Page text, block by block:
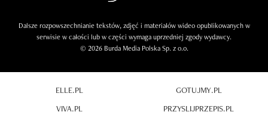
Dalsze rozpowszechnianie tekstów, zdjęć i materiałów wideo opublikowanych w
serwisie w całości lub w części wymaga uprzedniej zgody wydawcy.
© 2026 Burda Media Polska Sp. z o.o.
ELLE.PL
VIVA.PL
GOTUJMY.PL
PRZYSLIJPRZEPIS.PL